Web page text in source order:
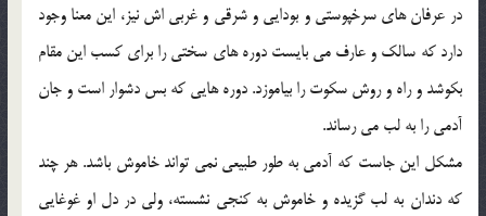
در عرفان هاي سرخپوستي و بودايي و شرقي و غربي اش نيز، اين معنا وجود
دارد كه سالك و عارف مي بايست دوره هاي سختي را براي كسب اين مقام
بكوشد و راه و روش سكوت را بياموزد. دوره هايي كه بس دشوار است و جان
آدمي را به لب مي رساند.
مشكل اين جاست كه آدمي به طور طبيعي نمي تواند خاموش باشد. هر چند
كه دندان به لب گزيده و خاموش به كنجي نشسته، ولي در دل او غوغايي